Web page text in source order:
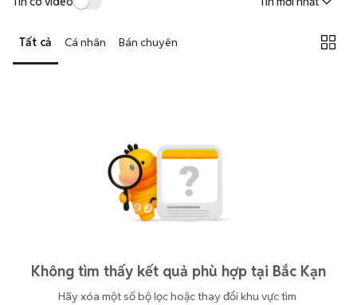
Tất cả Cá nhân Bán chuyên
Không tìm thấy kết quả phù hợp tại Bắc Kạn
Hãy xóa một số bộ lọc hoặc thay đổi khu vực tìm